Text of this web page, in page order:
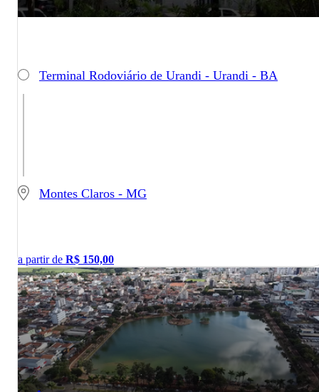
Terminal Rodoviário de Urandi - Urandi - BA
Montes Claros - MG
a partir de R$ 150,00